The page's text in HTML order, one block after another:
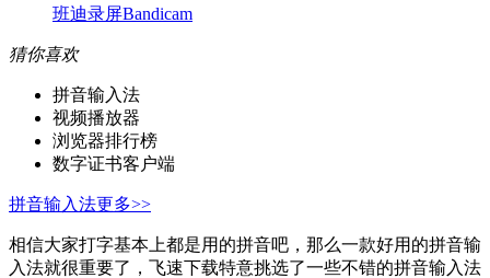
班迪录屏Bandicam
猜你喜欢
拼音输入法
视频播放器
浏览器排行榜
数字证书客户端
拼音输入法更多>>
相信大家打字基本上都是用的拼音吧，那么一款好用的拼音输
入法就很重要了，飞速下载特意挑选了一些不错的拼音输入法